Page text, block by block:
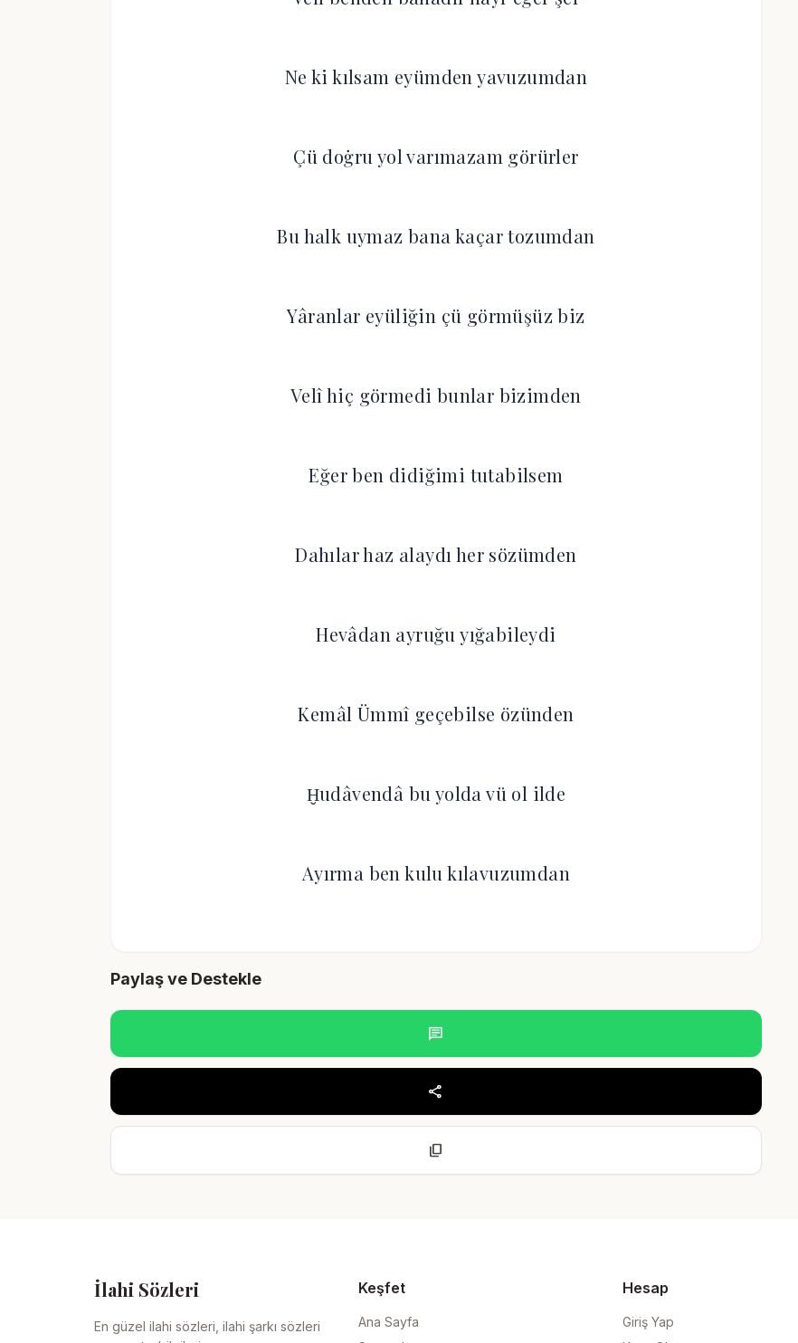
Ne ki kılsam eyümden yavuzumdan
Çü doġru yol varımazam görürler
Bu halk uymaz bana kaçar tozumdan
Yâranlar eyüliğin çü görmüşüz biz
Velî hiç görmedi bunlar bizimden
Eğer ben didiğimi tutabilsem
Dahılar haz alaydı her sözümden
Hevâdan ayruğu yığabileydi
Kemâl Ümmî geçebilse özünden
Ḫudâvendâ bu yolda vü ol ilde
Ayırma ben kulu kılavuzumdan
Paylaş ve Destekle
chat
share
content_copy
İlahi Sözleri
En güzel ilahi sözleri, ilahi şarkı sözleri
Keşfet
Ana Sayfa
Hesap
Giriş Yap